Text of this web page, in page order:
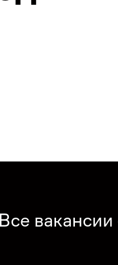
вакансии